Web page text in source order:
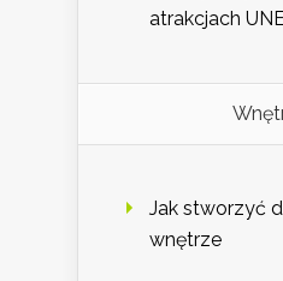
atrakcjach
Jak stworzyć
wnętrze